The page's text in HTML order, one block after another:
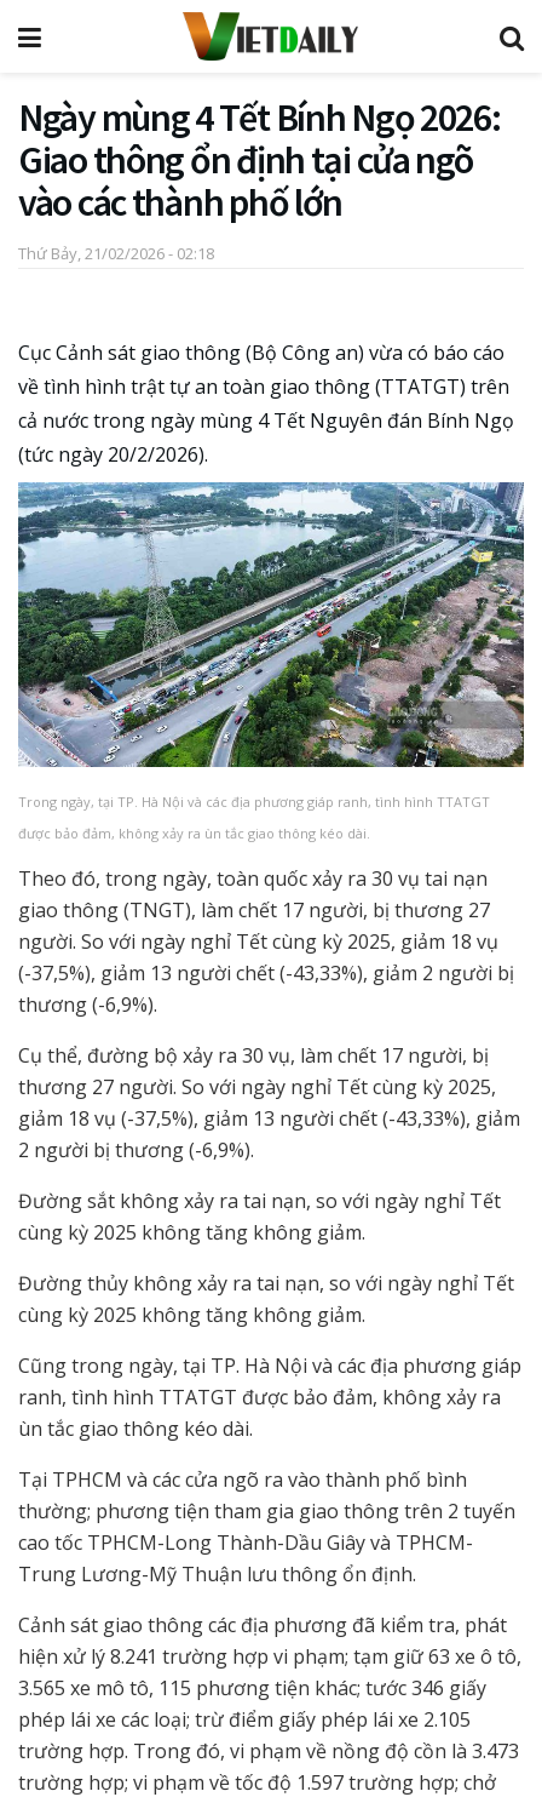
Ngày mùng 4 Tết Bính Ngọ 2026:
Giao thông ổn định tại cửa ngõ
vào các thành phố lớn
Thứ Bảy, 21/02/2026 - 02:18
Cục Cảnh sát giao thông (Bộ Công an) vừa có báo cáo
về tình hình trật tự an toàn giao thông (TTATGT) trên
cả nước trong ngày mùng 4 Tết Nguyên đán Bính Ngọ
(tức ngày 20/2/2026).
Trong ngày, tại TP. Hà Nội và các địa phương giáp ranh, tình hình TTATGT
được bảo đảm, không xảy ra ùn tắc giao thông kéo dài.
Theo đó, trong ngày, toàn quốc xảy ra 30 vụ tai nạn
giao thông (TNGT), làm chết 17 người, bị thương 27
người. So với ngày nghỉ Tết cùng kỳ 2025, giảm 18 vụ
(-37,5%), giảm 13 người chết (-43,33%), giảm 2 người bị
thương (-6,9%).
Cụ thể, đường bộ xảy ra 30 vụ, làm chết 17 người, bị
thương 27 người. So với ngày nghỉ Tết cùng kỳ 2025,
giảm 18 vụ (-37,5%), giảm 13 người chết (-43,33%), giảm
2 người bị thương (-6,9%).
Đường sắt không xảy ra tai nạn, so với ngày nghỉ Tết
cùng kỳ 2025 không tăng không giảm.
Đường thủy không xảy ra tai nạn, so với ngày nghỉ Tết
cùng kỳ 2025 không tăng không giảm.
Cũng trong ngày, tại TP. Hà Nội và các địa phương giáp
ranh, tình hình TTATGT được bảo đảm, không xảy ra
ùn tắc giao thông kéo dài.
Tại TPHCM và các cửa ngõ ra vào thành phố bình
thường; phương tiện tham gia giao thông trên 2 tuyến
cao tốc TPHCM-Long Thành-Dầu Giây và TPHCM-
Trung Lương-Mỹ Thuận lưu thông ổn định.
Cảnh sát giao thông các địa phương đã kiểm tra, phát
hiện xử lý 8.241 trường hợp vi phạm; tạm giữ 63 xe ô tô,
3.565 xe mô tô, 115 phương tiện khác; tước 346 giấy
phép lái xe các loại; trừ điểm giấy phép lái xe 2.105
trường hợp. Trong đó, vi phạm về nồng độ cồn là 3.473
trường hợp; vi phạm về tốc độ 1.597 trường hợp; chở